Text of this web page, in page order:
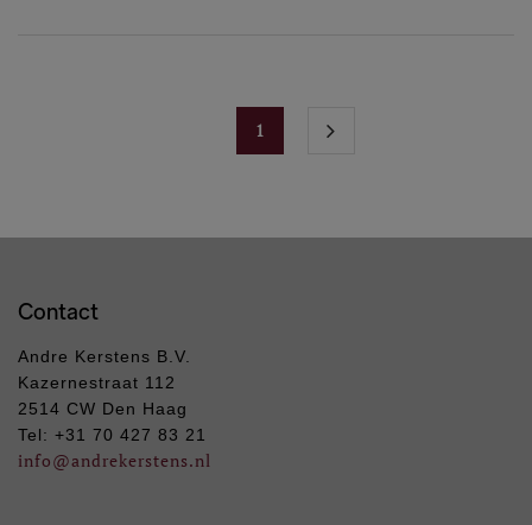
1
Contact
Andre Kerstens B.V.
Kazernestraat 112
2514 CW Den Haag
Tel: +31 70 427 83 21
info@andrekerstens.nl